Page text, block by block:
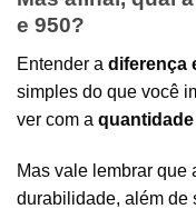
e 950?
Entender a diferença
simples do que você
ver com a
Mas vale lembrar que
durabilidade, além de